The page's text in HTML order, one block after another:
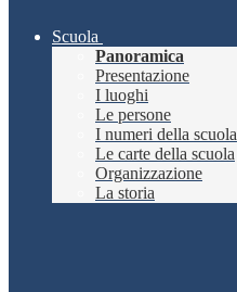
Scuola
Panoramica
Presentazione
I luoghi
Le persone
I numeri della scuola
Le carte della scuola
Organizzazione
La storia